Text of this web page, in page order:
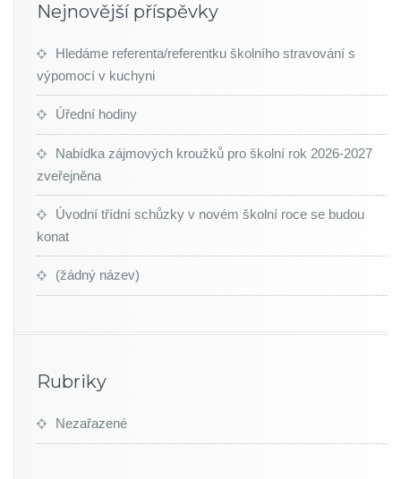
Nejnovější příspěvky
Hledáme referenta/referentku školního stravování s
výpomocí v kuchyni
Úřední hodiny
Nabídka zájmových kroužků pro školní rok 2026-2027
zveřejněna
Úvodní třídní schůzky v novém školní roce se budou
konat
(žádný název)
Rubriky
Nezařazené